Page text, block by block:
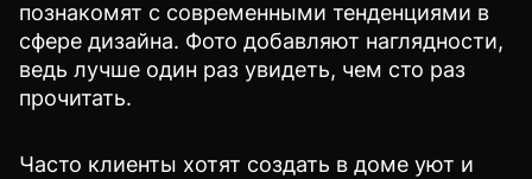
познакомят с современными тенденциями в
сфере дизайна. Фото добавляют наглядности,
ведь лучше один раз увидеть, чем сто раз
прочитать.
Часто клиенты хотят создать в доме уют и